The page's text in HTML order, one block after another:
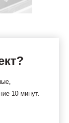
10 минут.